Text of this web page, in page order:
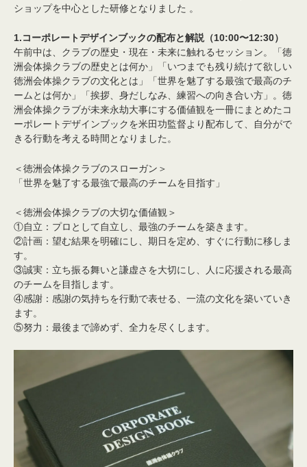
ショップを中心とした研修となりました 。
1.コーポレートデザインブックの配布と解説（10:00〜12:30）
午前中は、クラブの歴史・現在・未来に触れるセッション。「徳
洲会体操クラブの歴史とは何か」「いつまでも残り続けて欲しい
徳洲会体操クラブの文化とは」「世界を魅了する最強で最高のチ
ームとは何か」「挨拶、身だしなみ、練習への向き合い方」。徳
洲会体操クラブが未来永劫大事にする価値観を一冊にまとめたコ
ーポレートデザインブックを米田功監督より配布して、自分がで
きる行動を考える時間となりました。
＜徳洲会体操クラブのスローガン＞
「世界を魅了する最強で最高のチームを目指す」
＜徳洲会体操クラブの大切な価値観＞
①自立：プロとして自立し、最強のチームを築きます。
②計画：望む結果を明確にし、期日を定め、すぐに行動に移しま
す。
③誠実：立ち振る舞いと謙虚さを大切にし、人に応援される最高
のチームを目指します。
④感謝：感謝の気持ちを行動で表せる、一流の文化を築いていき
ます。
⑤努力：最後まで諦めず、全力を尽くします。